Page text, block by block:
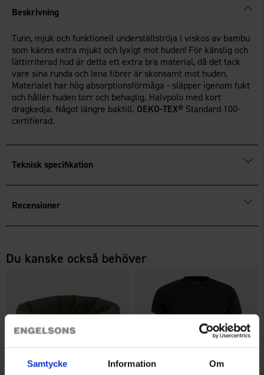
Samtycke Information Om
Beskrivning
Tunn, mjuk och funktionell underställströja i viskos av bambu
som känns extra mjukt och lyxigt mot huden! För känslig och
lättirriterad hud är detta ett extra bra material, då det tack
vare sina runda och lena fibrer är skonsamt mot huden.
Materialet har hög absorptionsförmåga - släpper igenom fukt
och håller huden torr och behaglig. Halvpolo med kort
dragkedja. Något längre baktill. OEKO-TEX® Standard 100-
certifierad.
Teknisk specifikation
Recensioner
Du kanske också behöver